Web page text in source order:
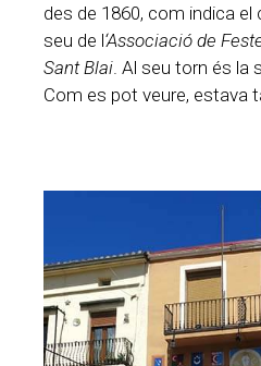
des de 1860, com indica el
seu de l‘Associació de
Sant Blai . Al seu torn és la
Com es pot veure, estava